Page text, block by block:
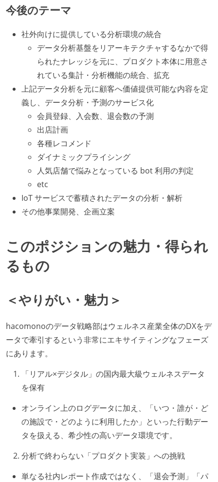
今後のテーマ
社外向けに提供している分析環境の統合
データ分析基盤をリアーキテクチャするなかで得
られたナレッジを元に、プロダクト本体に用意さ
れている集計・分析機能の統合、拡充
上記データ分析を元に顧客へ価値提供可能な内容を定
義し、データ分析・予測のサービス化
会員登録、入会数、退会数の予測
出店計画
各種レコメンド
ダイナミックプライシング
人気店舗で悩みとなっている bot 利用の判定
etc
IoT サービスで蓄積されたデータの分析・解析
その他事業開発、企画立案
このポジションの魅力・得られ
るもの
＜やりがい・魅力＞
hacomonoのデータ戦略部はウェルネス産業全体のDXをデ
ータで牽引するという非常にエキサイティングなフェーズ
にあります。
「リアル×デジタル」の国内最大級ウェルネスデータ
を保有
オンライン上のログデータに加え、「いつ・誰が・ど
の施設で・どのように利用したか」といった行動デー
タを扱える、希少性の高いデータ環境です。
分析で終わらない「プロダクト実装」への挑戦
単なる社内レポート作成ではなく、「退会予測」「パ